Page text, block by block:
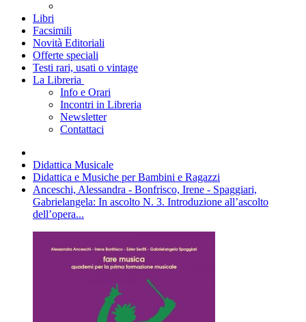
Libri
Facsimili
Novità Editoriali
Offerte speciali
Testi rari, usati o vintage
La Libreria
Info e Orari
Incontri in Libreria
Newsletter
Contattaci
Didattica Musicale
Didattica e Musiche per Bambini e Ragazzi
Anceschi, Alessandra - Bonfrisco, Irene - Spaggiari,
Gabrielangela: In ascolto N. 3. Introduzione all’ascolto
dell’opera...